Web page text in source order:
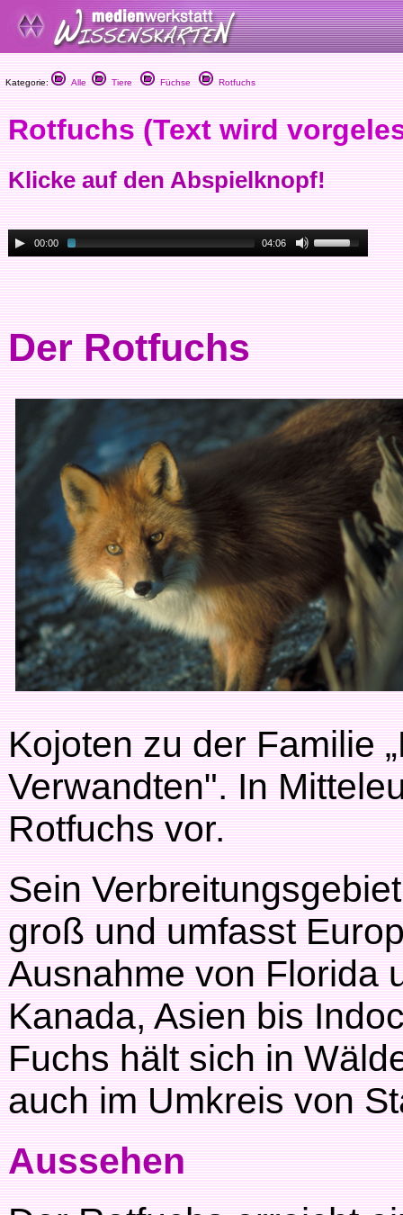
Kategorie: Alle Tiere Füchse Rotfuchs
Rotfuchs (Text wird
Klicke auf den Abspielknopf!
00:00 04:06
Der Rotfuchs
Kojoten zu der Familie
Verwandten". In
Rotfuchs vor.
Sein
groß und umfasst
Ausnahme von Florida
Kanada, Asien bis
Fuchs hält sich in
auch im Umkreis von
Aussehen